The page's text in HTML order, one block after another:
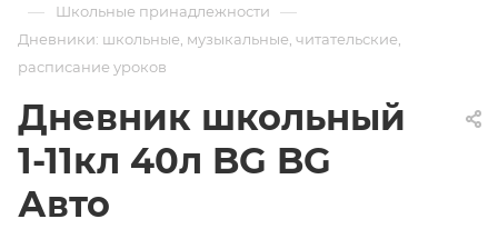
— Школьные принадлежности —
Дневники: школьные, музыкальные, читательские,
расписание уроков
Дневник школьный
1-11кл 40л BG BG
Авто